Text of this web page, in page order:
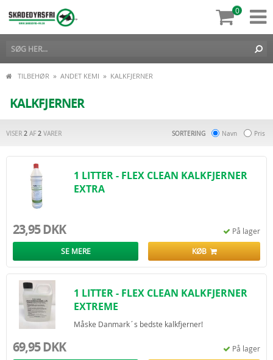
0
TILBEHØR » ANDET KEMI » KALKFJERNER
KALKFJERNER
SORTERING Navn Pris
VISER 2 AF 2 VARER
1 LITTER - FLEX CLEAN KALKFJERNER
EXTRA
23,95 DKK På lager
SE MERE KØB
1 LITTER - FLEX CLEAN KALKFJERNER
EXTREME
Måske Danmark´s bedste kalkfjerner!
69,95 DKK På lager